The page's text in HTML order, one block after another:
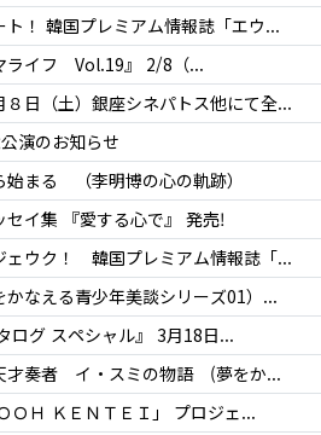
！ 韓国プレミアム情報誌「エウ...
ライフ Vol.19』 2/8（...
８日（土）銀座シネパトス他にて全...
演のお知らせ
まる （李明博の心の軌跡）
イ集 『愛する心で』 発売!
ェウク！ 韓国プレミアム情報誌「...
かなえる青少年美談シリーズ01）...
ログ スペシャル』 3月18日...
才奏者 イ・スミの物語 (夢をか...
ＯＨ ＫＥＮＴＥＩ」 プロジェ...